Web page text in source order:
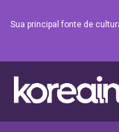
Sua principal fonte de